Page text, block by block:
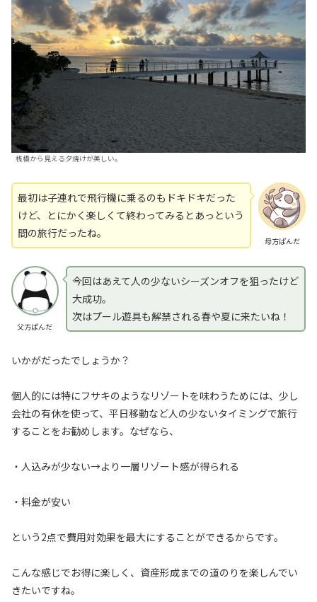
桟橋から見える夕焼けが美しい。
母方ぱんだ
最初は子連れで飛行機に乗るのもドキドキだった
けど、とにかく楽しくて終わってみるとあっという
間の旅行だったね。
父方ぱんだ
今回はあえて人の少ないシーズンオフを狙ったけど
大成功。
次はプール遊具も解禁される春や夏に来たいね！
いかがだったでしょうか？
個人的には特にフサキのようなリゾートを味わうためには、少し
会社の有休を使って、平日移動など人の少ないタイミングで旅行
することをお勧めします。なぜなら、
・人込みが少ない→より一層リゾート感が得られる
・料金が安い
という2点で費用対効果を最大にすることができるからです。
こんな感じでお得に楽しく、資産形成までの道のりを楽しんでい
きたいですね。